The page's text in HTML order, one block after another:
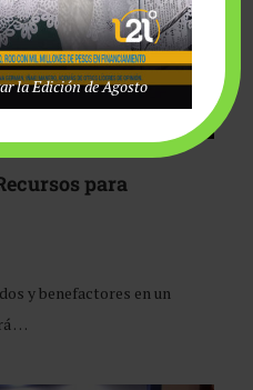
para
y benefactores en un
…
la Edición de Agosto